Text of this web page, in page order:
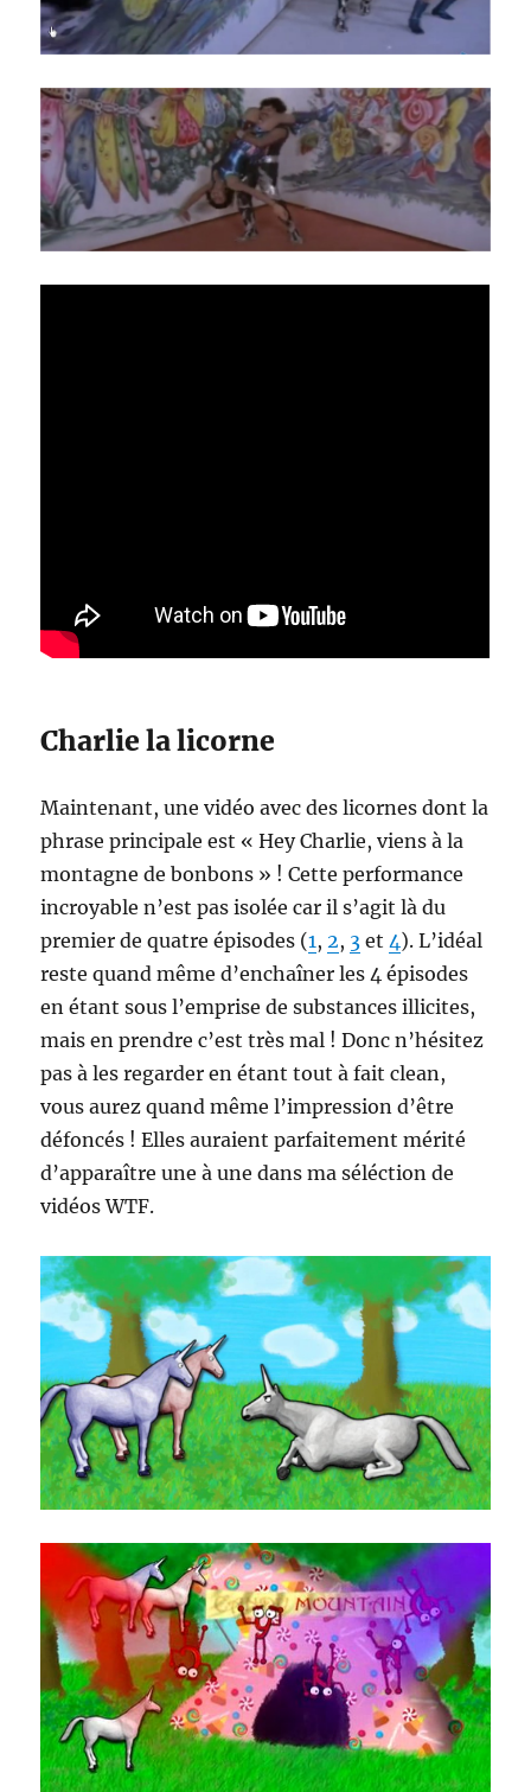
Charlie la licorne
Maintenant, une vidéo avec des licornes dont la
phrase principale est « Hey Charlie, viens à la
montagne de bonbons » ! Cette performance
incroyable n’est pas isolée car il s’agit là du
premier de quatre épisodes (1,2, 3 et4). L’idéal
reste quand même d’enchaîner les 4 épisodes
en étant sous l’emprise de substances illicites,
mais en prendre c’est très mal ! Donc n’hésitez
pas à les regarder en étant tout à fait clean,
vous aurez quand même l’impression d’être
défoncés ! Elles auraient parfaitement mérité
d’apparaître une à une dans ma séléction de
vidéos WTF.